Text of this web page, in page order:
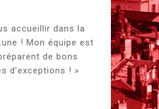
accueillir dans la
! Mon équipe est
de bons
d’exceptions ! »